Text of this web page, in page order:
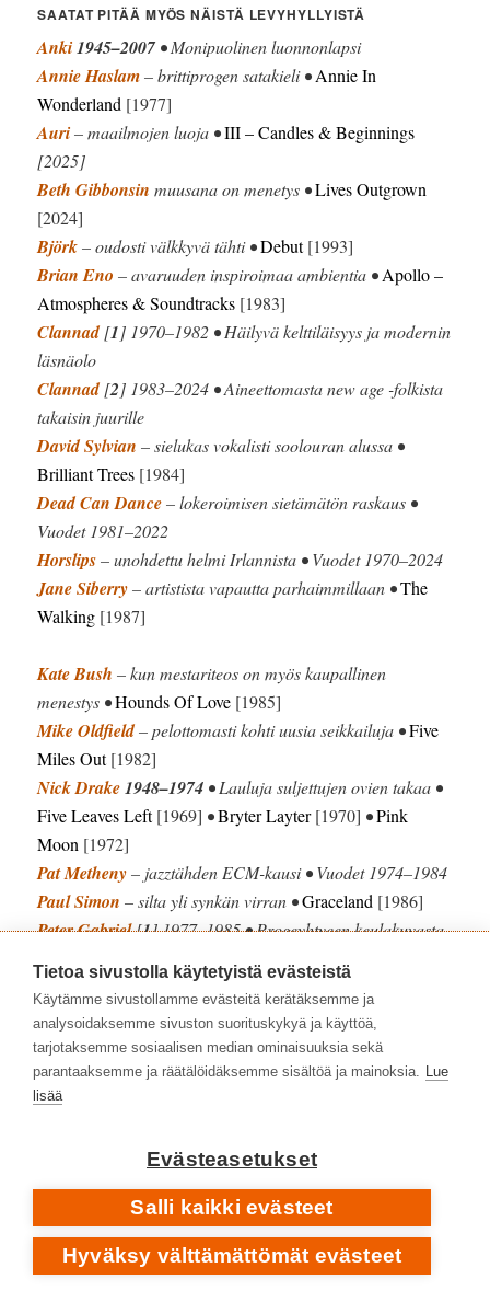
SAATAT PITÄÄ MYÖS NÄISTÄ LEVYHYLLYISTÄ
Anki1945–2007• Monipuolinen luonnonlapsi
Annie Haslam– brittiprogen satakieli •Annie In
Wonderland [1977]
Auri– maailmojen luoja •III – Candles & Beginnings
[2025]
Beth Gibbonsin muusana on menetys •Lives Outgrown
[2024]
Björk– oudosti välkkyvä tähti •Debut[1993]
Brian Eno – avaruuden inspiroimaa ambientia •Apollo –
Atmospheres & Soundtracks [1983]
Clannad[1] 1970–1982 • Häilyvä kelttiläisyys ja modernin
läsnäolo
Clannad[2] 1983–2024 • Aineettomasta new age -folkista
takaisin juurille
David Sylvian – sielukas vokalisti soolouran alussa •
Brilliant Trees [1984]
Dead Can Dance– lokeroimisen sietämätön raskaus •
Vuodet 1981–2022
Horslips– unohdettu helmi Irlannista • Vuodet 1970–2024
Jane Siberry– artistista vapautta parhaimmillaan •The
Walking [1987]
Kate Bush – kun mestariteos on myös kaupallinen
menestys •Hounds Of Love [1985]
Mike Oldfield– pelottomasti kohti uusia seikkailuja •Five
Miles Out[1982]
Nick Drake1948–1974 • Lauluja suljettujen ovien takaa •
Five Leaves Left[1969] •Bryter Layter[1970] •Pink
Moon [1972]
Pat Metheny– jazztähden ECM-kausi • Vuodet 1974–1984
Paul Simon – silta yli synkän virran •Graceland [1986]
Peter Gabriel[1] 1977–1985 • Progeyhtyeen keulakuvasta
] 1986–2023 • Taiderockin vanhempi
valtiomies
Robert Plant– Saving Grace soittaa lainatun omakseen –
kaikella kunnioituksella •Saving Grace with Suzi Dian
[2025]
– voimaa ja suurta tunnetta •
Years[1989]
Tracy Chapman– altavastaajien ääni •Tracy Chapman
[1988]
U2– aitoa parempi levy •Achtung Baby[1991]
Tietoa sivustolla käytetyistä evästeistä
Käytämme sivustollamme evästeitä kerätäksemme ja
analysoidaksemme sivuston suorituskykyä ja käyttöä,
tarjotaksemme sosiaalisen median ominaisuuksia sekä
parantaaksemme ja räätälöidäksemme sisältöä ja mainoksia. Lue
lisää
Evästeasetukset
Salli kaikki evästeet
Hyväksy välttämättömät evästeet